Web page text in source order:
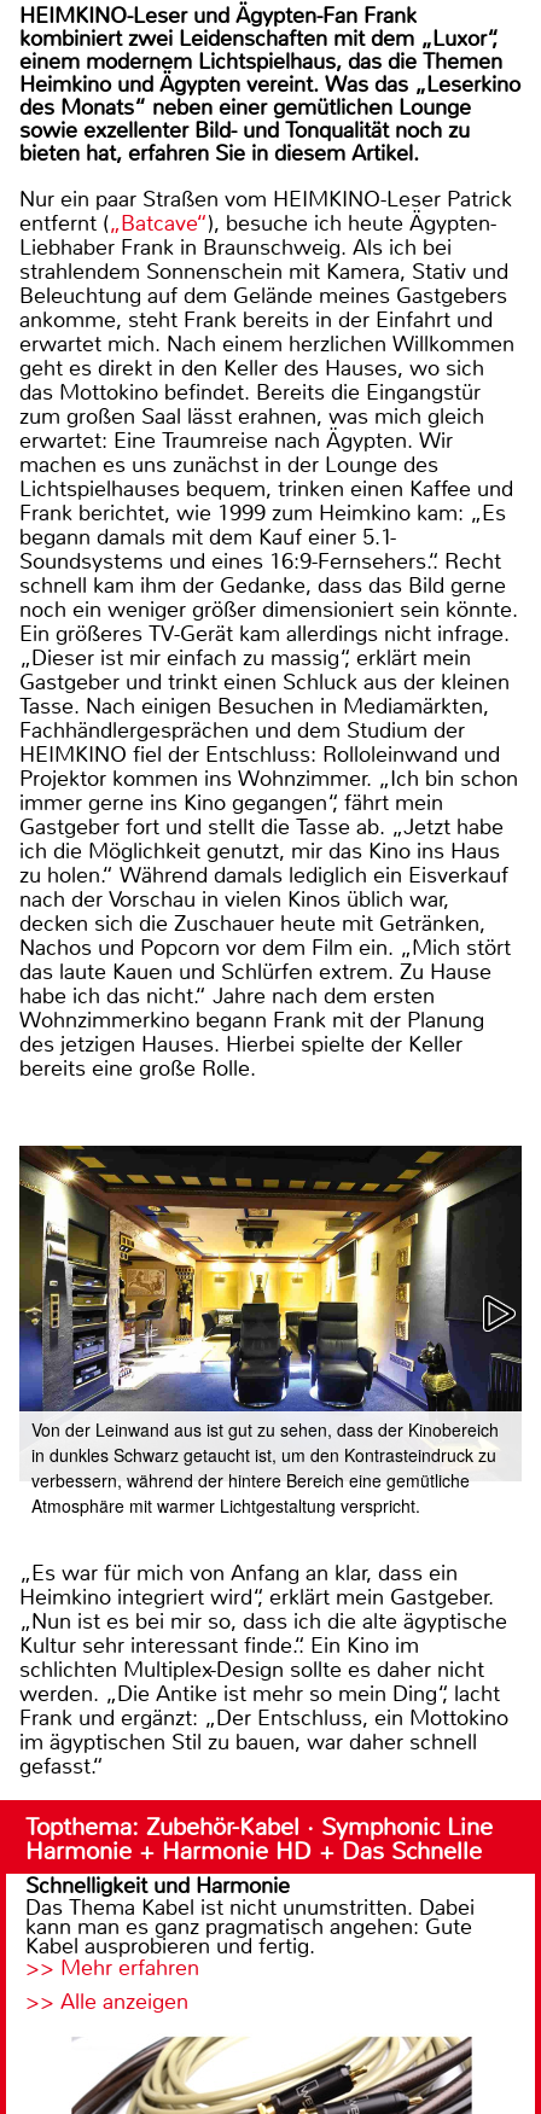
HEIMKINO-Leser und Ägypten-Fan Frank
kombiniert zwei Leidenschaften mit dem „Luxor“,
einem modernem Lichtspielhaus, das die Themen
Heimkino und Ägypten vereint. Was das „Leserkino
des Monats“ neben einer gemütlichen Lounge
sowie exzellenter Bild- und Tonqualität noch zu
bieten hat, erfahren Sie in diesem Artikel.
Nur ein paar Straßen vom HEIMKINO-Leser Patrick
entfernt („Batcave“), besuche ich heute Ägypten-
Liebhaber Frank in Braunschweig. Als ich bei
strahlendem Sonnenschein mit Kamera, Stativ und
Beleuchtung auf dem Gelände meines Gastgebers
ankomme, steht Frank bereits in der Einfahrt und
erwartet mich. Nach einem herzlichen Willkommen
geht es direkt in den Keller des Hauses, wo sich
das Mottokino befindet. Bereits die Eingangstür
zum großen Saal lässt erahnen, was mich gleich
erwartet: Eine Traumreise nach Ägypten. Wir
machen es uns zunächst in der Lounge des
Lichtspielhauses bequem, trinken einen Kaffee und
Frank berichtet, wie 1999 zum Heimkino kam: „Es
begann damals mit dem Kauf einer 5.1-
Soundsystems und eines 16:9-Fernsehers.“. Recht
schnell kam ihm der Gedanke, dass das Bild gerne
noch ein weniger größer dimensioniert sein könnte.
Ein größeres TV-Gerät kam allerdings nicht infrage.
„Dieser ist mir einfach zu massig“, erklärt mein
Gastgeber und trinkt einen Schluck aus der kleinen
Tasse. Nach einigen Besuchen in Mediamärkten,
Fachhändlergesprächen und dem Studium der
HEIMKINO fiel der Entschluss: Rolloleinwand und
Projektor kommen ins Wohnzimmer. „Ich bin schon
immer gerne ins Kino gegangen“, fährt mein
Gastgeber fort und stellt die Tasse ab. „Jetzt habe
ich die Möglichkeit genutzt, mir das Kino ins Haus
zu holen.“ Während damals lediglich ein Eisverkauf
nach der Vorschau in vielen Kinos üblich war,
decken sich die Zuschauer heute mit Getränken,
Nachos und Popcorn vor dem Film ein. „Mich stört
das laute Kauen und Schlürfen extrem. Zu Hause
habe ich das nicht.“ Jahre nach dem ersten
Wohnzimmerkino begann Frank mit der Planung
des jetzigen Hauses. Hierbei spielte der Keller
bereits eine große Rolle.
Von der Leinwand aus ist gut zu sehen, dass der Kinobereich
in dunkles Schwarz getaucht ist, um den Kontrasteindruck zu
verbessern, während der hintere Bereich eine gemütliche
Atmosphäre mit warmer Lichtgestaltung verspricht.
„Es war für mich von Anfang an klar, dass ein
Heimkino integriert wird“, erklärt mein Gastgeber.
„Nun ist es bei mir so, dass ich die alte ägyptische
Kultur sehr interessant finde.“. Ein Kino im
schlichten Multiplex-Design sollte es daher nicht
werden. „Die Antike ist mehr so mein Ding“, lacht
Frank und ergänzt: „Der Entschluss, ein Mottokino
im ägyptischen Stil zu bauen, war daher schnell
gefasst.“
Topthema: Zubehör-Kabel · Symphonic Line
Harmonie + Harmonie HD + Das Schnelle
Schnelligkeit und Harmonie
Das Thema Kabel ist nicht unumstritten. Dabei
kann man es ganz pragmatisch angehen: Gute
Kabel ausprobieren und fertig.
>> Mehr erfahren
>> Alle anzeigen